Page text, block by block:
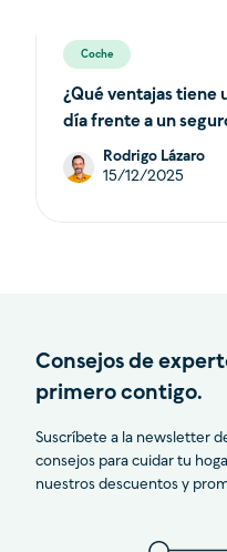
Coche
¿Qué ventajas tiene
día frente a un
Rodrigo Lázaro
15/12/2025
Consejos de
primero contigo.
Suscríbete a la newsletter
consejos para cuidar tu
nuestros descuentos y